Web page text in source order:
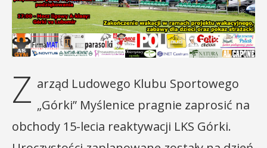
Z arząd Ludowego Klubu Sportowego
„Górki” Myślenice pragnie zaprosić na
obchody 15-lecia reaktywacji LKS Górki.